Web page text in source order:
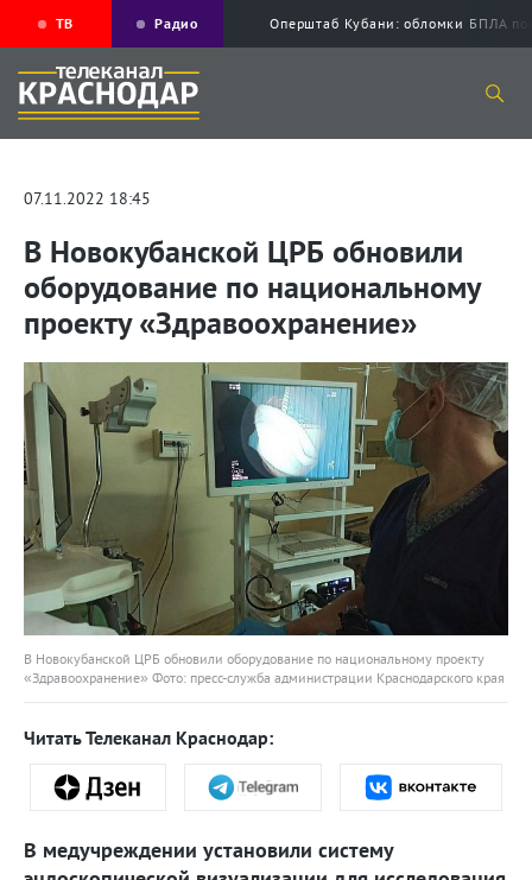
ТВ Радио Оперштаб Кубани: обломки БПЛА
07.11.2022 18:45
В Новокубанской ЦРБ обновили
оборудование по национальному
проекту «Здравоохранение»
В Новокубанской ЦРБ обновили оборудование по национальному проекту
«Здравоохранение» Фото: пресс-служба администрации Краснодарского края
Читать Телеканал Краснодар:
В медучреждении установили систему